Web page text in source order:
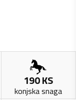
190KS
konjska snaga